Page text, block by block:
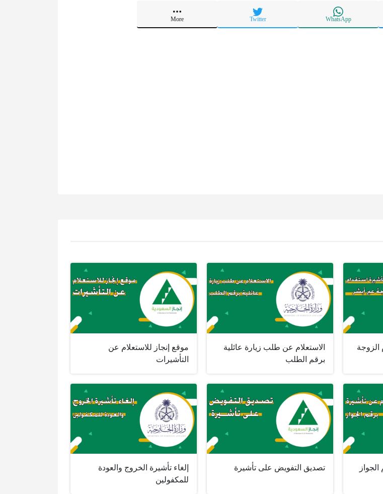
WhatsApp
Twitter
More
الزوجة
الاستعلام عن طلب زيارة عائلية
برقم الطلب
موقع إنجاز للاستعلام عن
التأشيرات
تصديق التفويض على تأشيرة
إلغاء تأشيرة الخروج والعودة
للمكفولين